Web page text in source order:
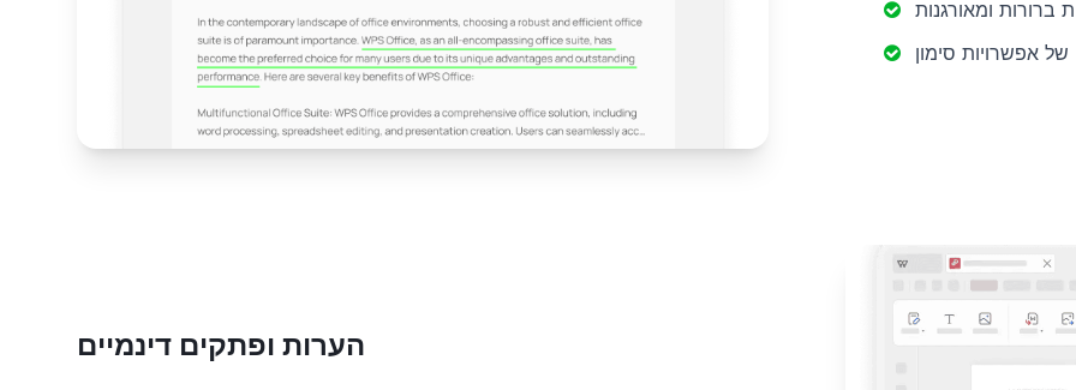
הערות ופתקים דינמיים